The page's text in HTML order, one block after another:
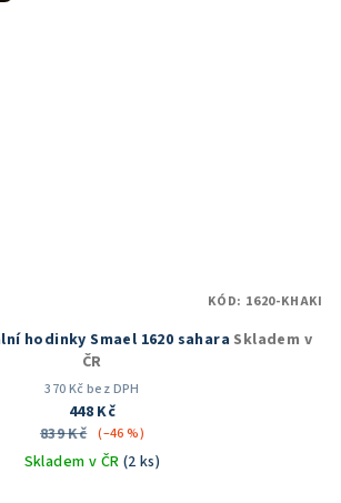
hodinky Smael 1620 sahara Skladem v
ČR
370 Kč bez DPH
448 Kč
839 Kč (–46 %)
Skladem v ČR (2 ks)
KÓD: 1620-KHAKI